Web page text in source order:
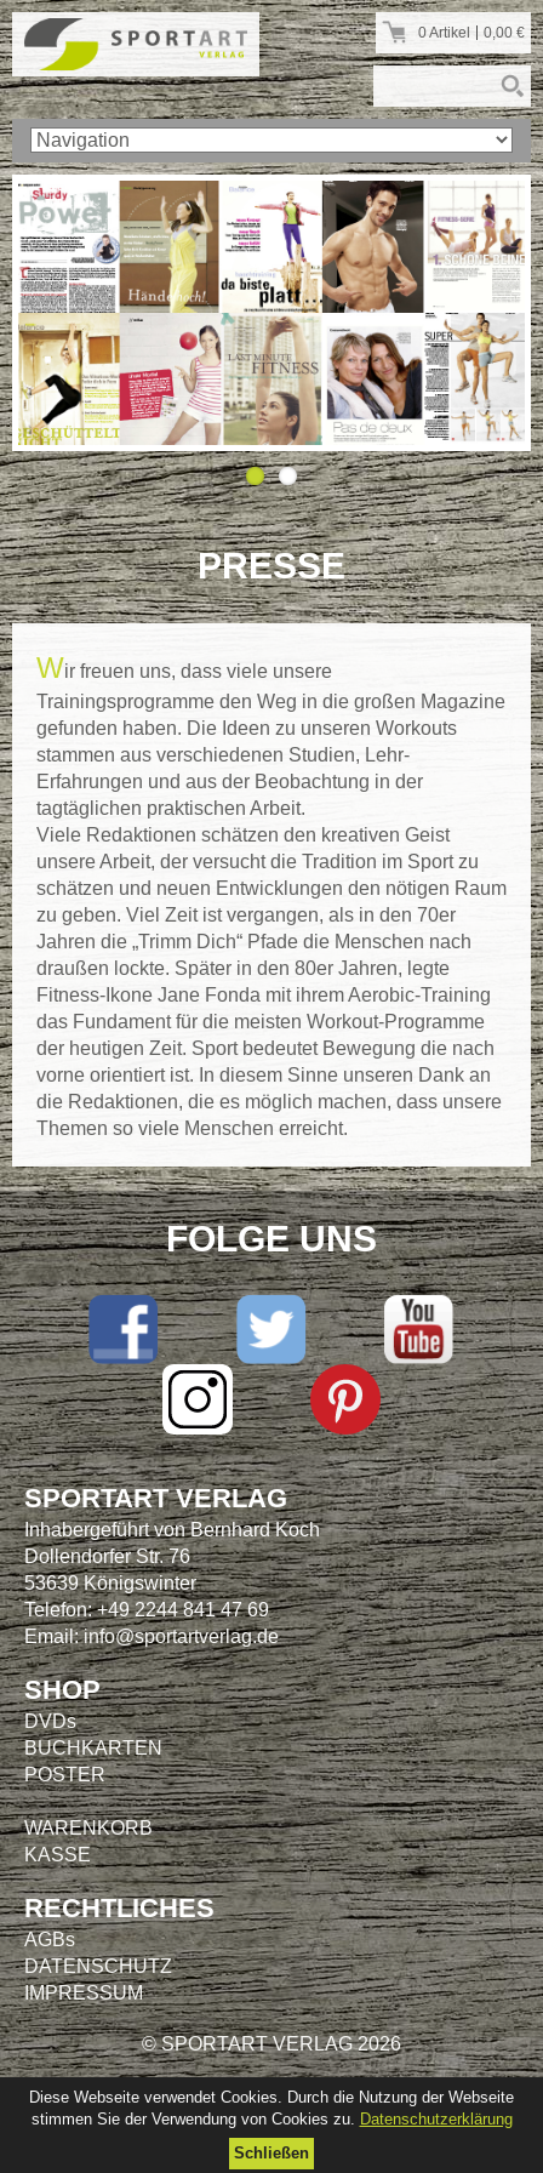
0 Artikel 0,00 €
PRESSE
Wir freuen uns, dass viele unsere
Trainingsprogramme den Weg in die großen Magazine
gefunden haben. Die Ideen zu unseren Workouts
stammen aus verschiedenen Studien, Lehr-
Erfahrungen und aus der Beobachtung in der
tagtäglichen praktischen Arbeit.
Viele Redaktionen schätzen den kreativen Geist
unsere Arbeit, der versucht die Tradition im Sport zu
schätzen und neuen Entwicklungen den nötigen Raum
zu geben. Viel Zeit ist vergangen, als in den 70er
Jahren die „Trimm Dich“ Pfade die Menschen nach
draußen lockte. Später in den 80er Jahren, legte
Fitness-Ikone Jane Fonda mit ihrem Aerobic-Training
das Fundament für die meisten Workout-Programme
der heutigen Zeit. Sport bedeutet Bewegung die nach
vorne orientiert ist. In diesem Sinne unseren Dank an
die Redaktionen, die es möglich machen, dass unsere
Themen so viele Menschen erreicht.
FOLGE UNS
SPORTART VERLAG
Inhabergeführt von Bernhard Koch
Dollendorfer Str. 76
53639 Königswinter
Telefon: +49 2244 841 47 69
Email:info@sportartverlag.de
SHOP
DVDs
BUCHKARTEN
POSTER
WARENKORB
KASSE
RECHTLICHES
AGBs
DATENSCHUTZ
IMPRESSUM
© SPORTART VERLAG 2026
Diese Webseite verwendet Cookies. Durch die Nutzung der Webseite
stimmen Sie der Verwendung von Cookies zu.
Datenschutzerklärung
Schließen